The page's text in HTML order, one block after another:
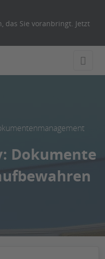
das Sie voranbringt. Jetzt
Dokumente